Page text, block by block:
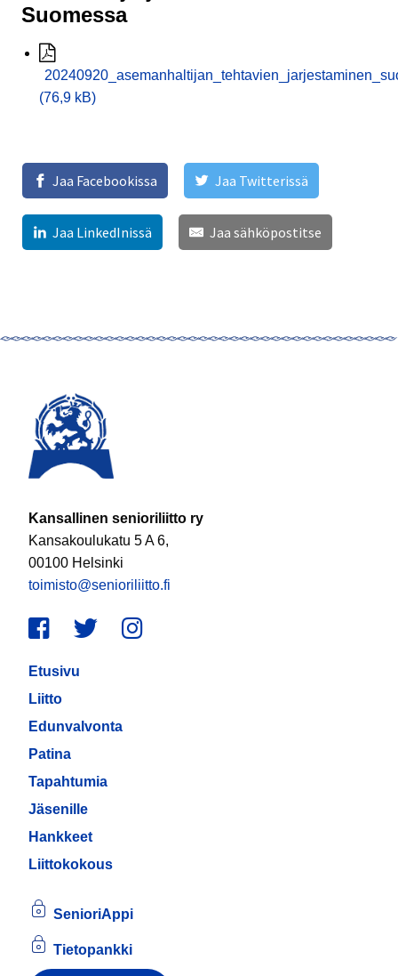
Suomessa
(76,9 kB)
Jaa Facebookissa Jaa Twitterissä
Jaa LinkedInissä Jaa sähköpostitse
Kansallinen senioriliitto ry
Kansakoulukatu 5 A 6,
00100 Helsinki
toimisto@senioriliitto.fi
Facebook
TwitterInstagram
Etusivu
Liitto
Edunvalvonta
Patina
Tapahtumia
Jäsenille
Hankkeet
Liittokokous
SenioriAppi
Tietopankki